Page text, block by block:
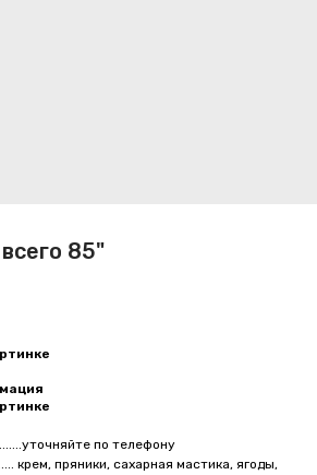
85"
по телефону
крем, пряники, сахарная мастика, ягоды,